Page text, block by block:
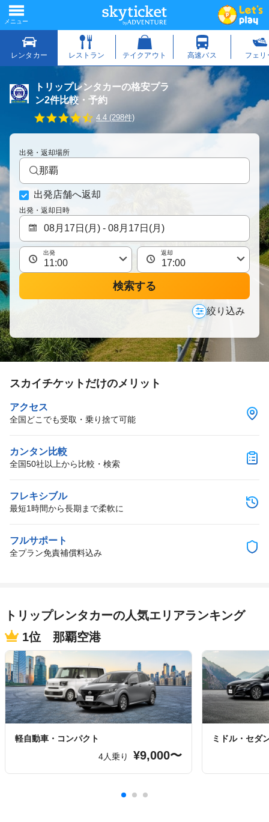
トリップレンタカーの格安プラ
ン2件比較・予約
4
.
4
t
r
a
i
n
4.4 (298件)
出発・返却場所
那覇
出発店舗へ返却
出発・返却日時
出発 返却
検索する
絞り込み
スカイチケットだけのメリット
アクセス
全国どこでも受取・乗り捨て可能
カンタン比較
全国50社以上から比較・検索
フレキシブル
最短1時間から長期まで柔軟に
フルサポート
全プラン免責補償料込み
トリップレンタカーの人気エリアランキング
1位 那覇空港
軽自動車・コンパクト
4人乗り
¥9,000〜
ミドル・セダ